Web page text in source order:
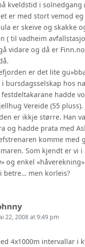
kveldstid i solnedgang
er med stort vemod
er skeive og skakke
( til vadheim
vidare og då er
er det lite
bursdagsselskap hos
hadde
Vereide (55 pluss).
er ikkje større. Han
og hadde prata med
komme med
Som kjendt er vi i
og enkel
betre… men korleis?
Says:
22, 2008 at 9:49 pm
4x1000m intervallar i